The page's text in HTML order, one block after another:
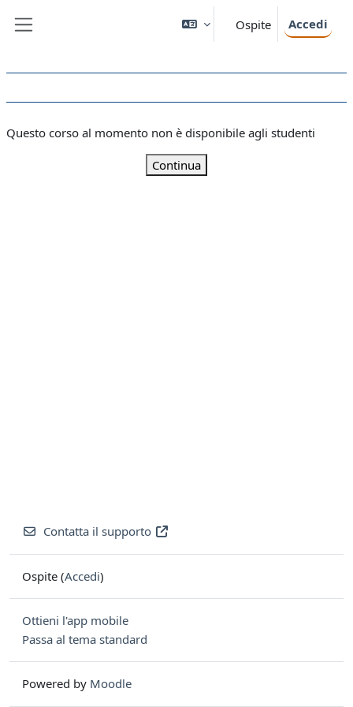
Ospite Accedi
Questo corso al momento non è disponibile agli studenti
Continua
Contatta il supporto
Ospite (Accedi)
Ottieni l'app mobile
Passa al tema standard
Powered by Moodle